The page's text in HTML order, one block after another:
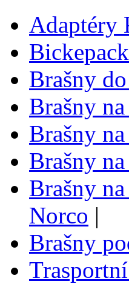
Brašny
Brašny
Brašny
Brašny
Brašny
Norco |
Brašny